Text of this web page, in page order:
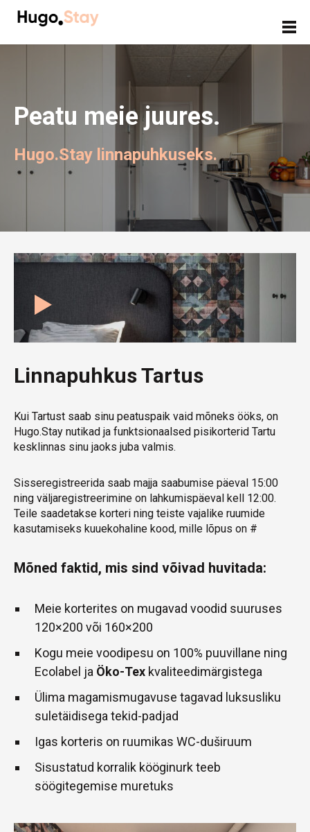
Peatu meie juures.
Hugo.Stay linnapuhkuseks.
Linnapuhkus Tartus
Kui Tartust saab sinu peatuspaik vaid mõneks ööks, on
Hugo.Stay nutikad ja funktsionaalsed pisikorterid Tartu
kesklinnas sinu jaoks juba valmis.
Sisseregistreerida saab majja saabumise päeval 15:00
ning väljaregistreerimine on lahkumispäeval kell 12:00.
Teile saadetakse korteri ning teiste vajalike ruumide
kasutamiseks kuuekohaline kood, mille lõpus on #
Mõned faktid, mis sind võivad huvitada:
Meie korterites on mugavad voodid suuruses
120×200 või 160×200
Kogu meie voodipesu on 100% puuvillane ning
Ecolabel ja Öko-Tex kvaliteedimärgistega
Ülima magamismugavuse tagavad luksusliku
suletäidisega tekid-padjad
Igas korteris on ruumikas WC-duširuum
Sisustatud korralik kööginurk teeb
söögitegemise muretuks